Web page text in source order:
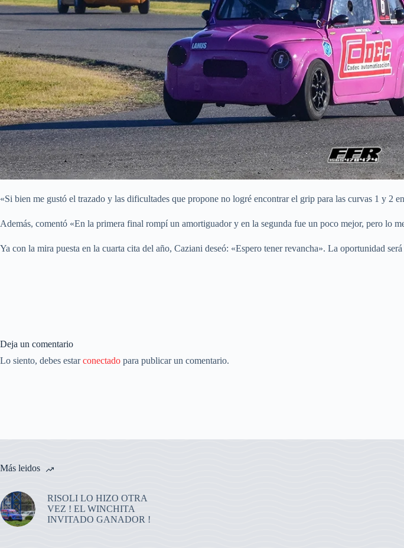
«Si bien me gustó el trazado y las dificultades que propone no logré encontrar el grip para las curvas 1 y 2
Además, comentó «En la primera final rompí un amortiguador y en la segunda fue un poco mejor, pero
Ya con la mira puesta en la cuarta cita del año, Caziani deseó: «Espero tener revancha». La oportunidad
Deja un comentario
Lo siento, debes estarconectado para publicar un comentario.
Más leidos
RISOLI LO HIZO OTRA
VEZ ! EL WINCHITA
INVITADO GANADOR !